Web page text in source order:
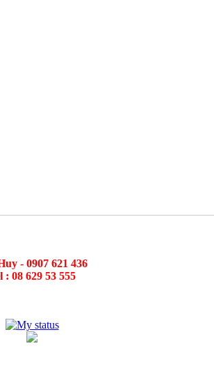
- 0907 621 436
: 08 629 53 555